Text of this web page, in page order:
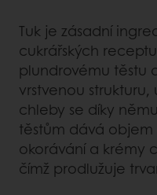
Tuk je zásadní
cukrářských
plundrovému těstu
vrstvenou
chleby se díky
těstům dává
okorávání a krémy
čímž prodlužuje